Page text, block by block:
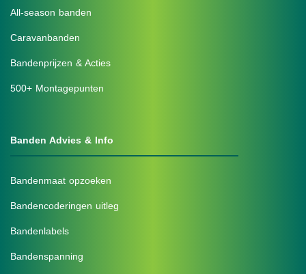
All-season banden
Caravanbanden
Bandenprijzen & Acties
500+ Montagepunten
Banden Advies & Info
Bandenmaat opzoeken
Bandencoderingen uitleg
Bandenlabels
Bandenspanning